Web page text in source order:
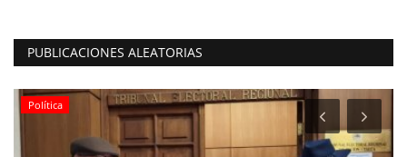
PUBLICACIONES ALEATORIAS
Política